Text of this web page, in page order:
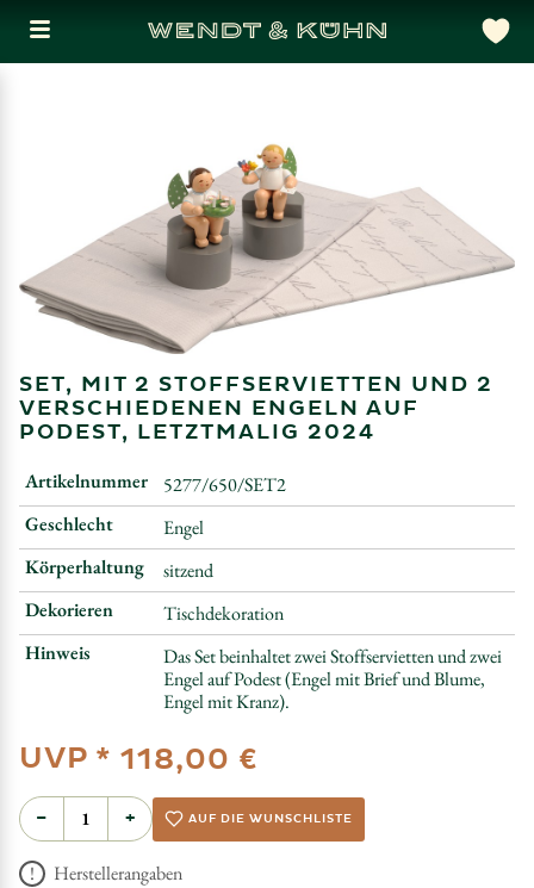
SET, MIT 2 STOFFSERVIETTEN UND 2
VERSCHIEDENEN ENGELN AUF
PODEST, LETZTMALIG 2024
Artikelnummer
5277/650/SET2
Geschlecht
Engel
Körperhaltung
sitzend
Dekorieren
Tischdekoration
Hinweis
Das Set beinhaltet zwei Stoffservietten und zwei
Engel auf Podest (Engel mit Brief und Blume,
Engel mit Kranz).
UVP * 118,00 €
− + AUF DIE WUNSCHLISTE
Herstellerangaben